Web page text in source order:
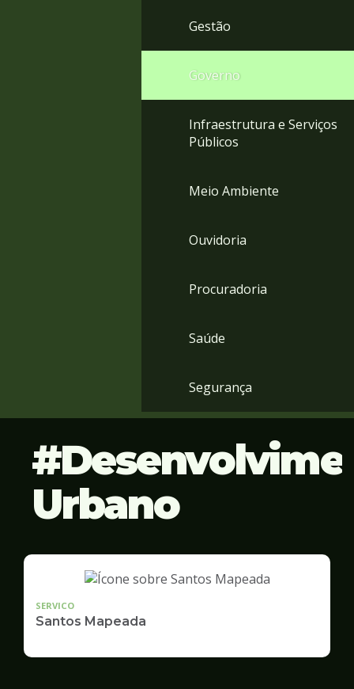
Gestão
Governo
Infraestrutura e Serviços
Públicos
Meio Ambiente
Ouvidoria
Procuradoria
Saúde
Segurança
Urbano
SERVICO
Santos Mapeada